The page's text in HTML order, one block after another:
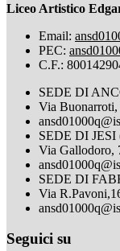
Liceo Artistico
Email:
PEC:
C.F.:
SEDE DI
Via Buonarroti,
SEDE DI JESI
Via Gallodoro,
SEDE DI
Via
Seguici su